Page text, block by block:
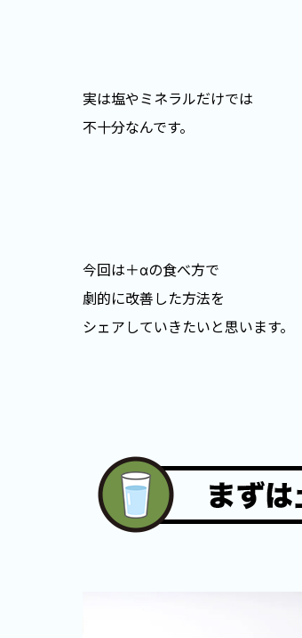
実は塩やミネラルだけでは
不十分なんです。
今回は＋αの食べ方で
劇的に改善した方法を
シェアしていきたいと思います。